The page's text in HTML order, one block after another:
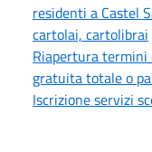
residenti a Castel
cartolai, cartolibrai
Riapertura
gratuita totale o
Iscrizione servizi